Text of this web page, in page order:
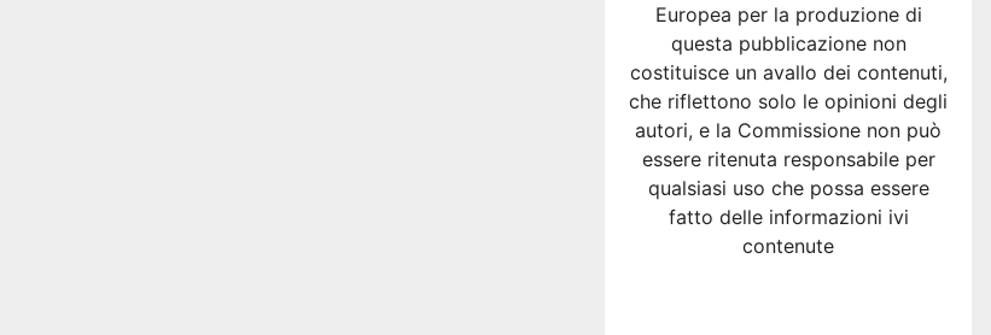
Europea per la produzione di
questa pubblicazione non
costituisce un avallo dei contenuti,
che riflettono solo le opinioni degli
autori, e la Commissione non può
essere ritenuta responsabile per
qualsiasi uso che possa essere
fatto delle informazioni ivi
contenute